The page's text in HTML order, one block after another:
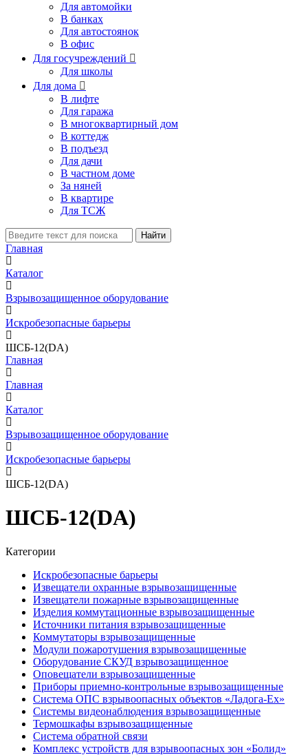
Для автомойки
В банках
Для автостоянок
В офис
Для госучреждений 
Для школы
Для дома 
В лифте
Для гаража
В многоквартирный дом
В коттедж
В подъезд
Для дачи
В частном доме
За няней
В квартире
Для ТСЖ
Найти
Главная
Каталог
Взрывозащищенное оборудование
Искробезопасные барьеры
ШСБ-12(DA)
Главная
Главная
Каталог
Взрывозащищенное оборудование
Искробезопасные барьеры
ШСБ-12(DA)
ШСБ-12(DA)
Категории
Искробезопасные барьеры
Извещатели охранные взрывозащищенные
Извещатели пожарные взрывозащищенные
Изделия коммутационные взрывозащищенные
Источники питания взрывозащищенные
Коммутаторы взрывозащищенные
Модули пожаротушения взрывозащищенные
Оборудование СКУД взрывозащищенное
Оповещатели взрывозащищенные
Приборы приемно-контрольные взрывозащищенные
Система ОПС взрывоопасных объектов «Ладога-Ex»
Системы видеонаблюдения взрывозащищенные
Термошкафы взрывозащищенные
Система обратной связи
Комплекс устройств для взрывоопасных зон «Болид»